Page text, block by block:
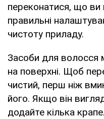
переконатися, що ви
правильні
чистоту приладу.
Засоби для волосся
на поверхні. Щоб
чистий, перш ніж
його. Якщо він
додайте кілька